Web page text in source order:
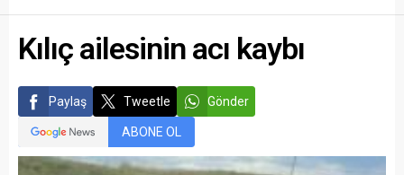
Kılıç ailesinin acı kaybı
Paylaş Tweetle Gönder
ABONE OL